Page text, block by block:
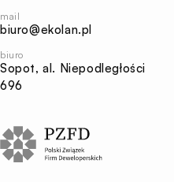
mail
biuro@ekolan.pl
biuro
Sopot, al. Niepodległości
696